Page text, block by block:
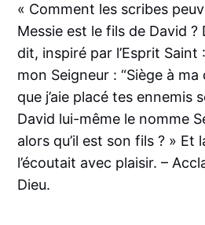
« Comment les scribes
Messie est le fils de David ?
dit, inspiré par l’Esprit Saint
mon Seigneur : “Siège à ma
que j’aie placé tes ennemis
David lui-même le nomme
alors qu’il est son fils ? » Et
l’écoutait avec plaisir. –
Dieu.